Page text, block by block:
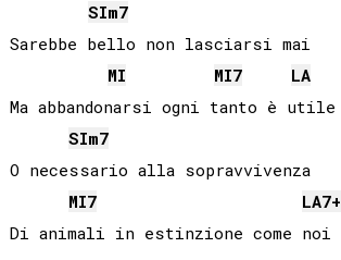
SIm7
Sarebbe bello non lasciarsi mai
MI
MI7
LA
Ma abbandonarsi ogni tanto è utile
SIm7
O necessario alla sopravvivenza
MI7 LA7+
Di animali in estinzione come noi